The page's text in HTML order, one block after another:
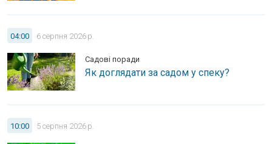
Як доглядати за садом у спеку?. Садові поради.
04:00 6 серпня 2026 р.
Садові поради
Як доглядати за садом у спеку?
Японія готується до тайфуну «DOLPHIN». Загроза зсувів.
10:00 5 серпня 2026 р.